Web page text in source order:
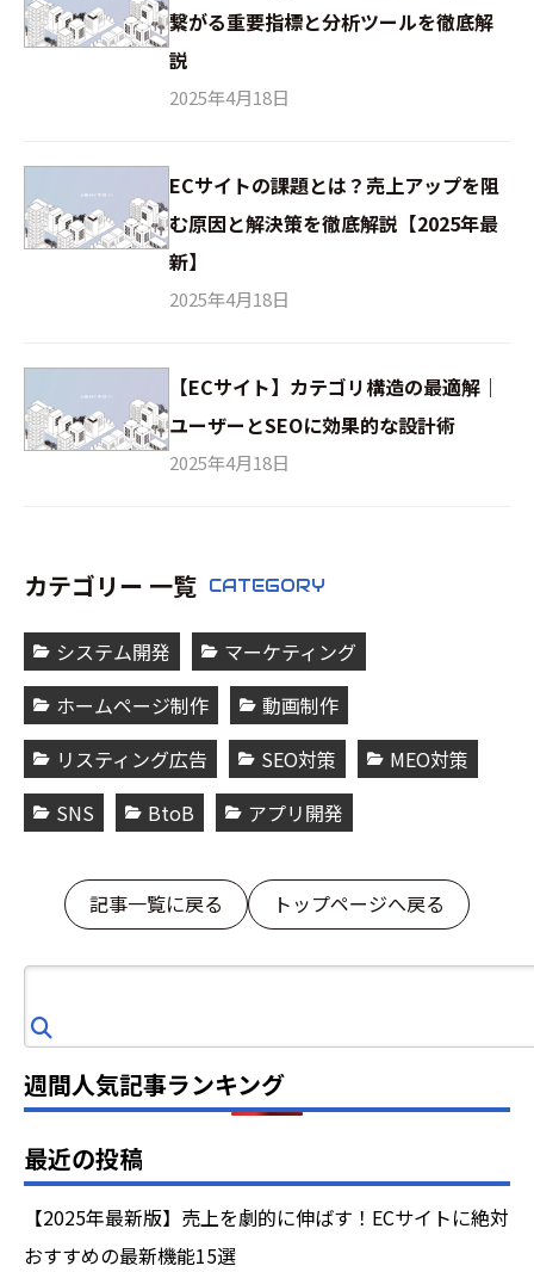
繋がる重要指標と分析ツールを徹底解
説
2025年4月18日
ECサイトの課題とは？売上アップを阻
む原因と解決策を徹底解説【2025年最
新】
2025年4月18日
【ECサイト】カテゴリ構造の最適解｜
ユーザーとSEOに効果的な設計術
2025年4月18日
カテゴリー 一覧 CATEGORY
システム開発
マーケティング
ホームページ制作
動画制作
リスティング広告
SEO対策
MEO対策
SNS
BtoB アプリ開発
記事一覧に戻る トップページへ戻る
索
週間人気記事ランキング
最近の投稿
【2025年最新版】売上を劇的に伸ばす！ECサイトに絶対
おすすめの最新機能15選